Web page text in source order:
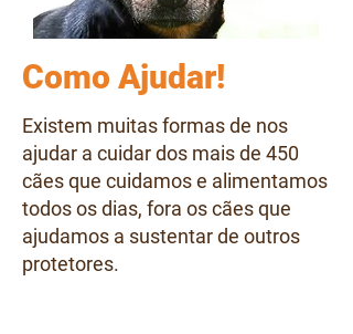
Como Ajudar!
Existem muitas formas de nos
ajudar a cuidar dos mais de 450
cães que cuidamos e alimentamos
todos os dias, fora os cães que
ajudamos a sustentar de outros
protetores.